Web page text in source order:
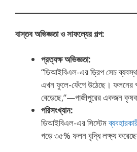
বাস্তব অভিজ্ঞতা ও সাফল্যের গল্প:
প্রত্যক্ষ অভিজ্ঞতা:
“ডিআইবিএল-এর ড্রিপ সেচ
এখন ফুলে-ফেঁপে উঠেছে। ফলনের
বেড়েছে,”—গাজীপুরের একজন
পরিসংখ্যান:
ডিআইবিএল-এর সিস্টেম
গড়ে ৩৫% ফলন বৃদ্ধি লক্ষ্য